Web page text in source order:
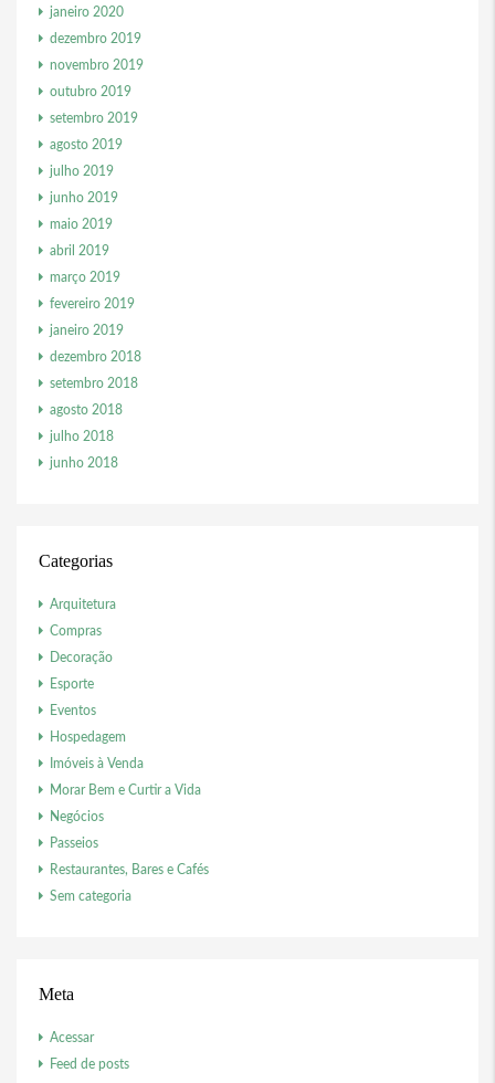
janeiro 2020
dezembro 2019
novembro 2019
outubro 2019
setembro 2019
agosto 2019
julho 2019
junho 2019
maio 2019
abril 2019
março 2019
fevereiro 2019
janeiro 2019
dezembro 2018
setembro 2018
agosto 2018
julho 2018
junho 2018
Categorias
Arquitetura
Compras
Decoração
Esporte
Eventos
Hospedagem
Imóveis à Venda
Morar Bem e Curtir a Vida
Negócios
Passeios
Restaurantes, Bares e Cafés
Sem categoria
Meta
Acessar
Feed de posts